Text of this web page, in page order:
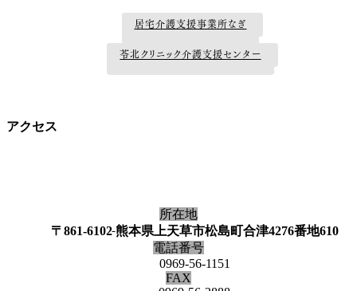
居宅介護支援事業所なぎ
苓北クリニック介護支援センター
アクセス
所在地
〒861-6102 熊本県上天草市松島町合津4276番地610
電話番号
0969-56-1151
FAX